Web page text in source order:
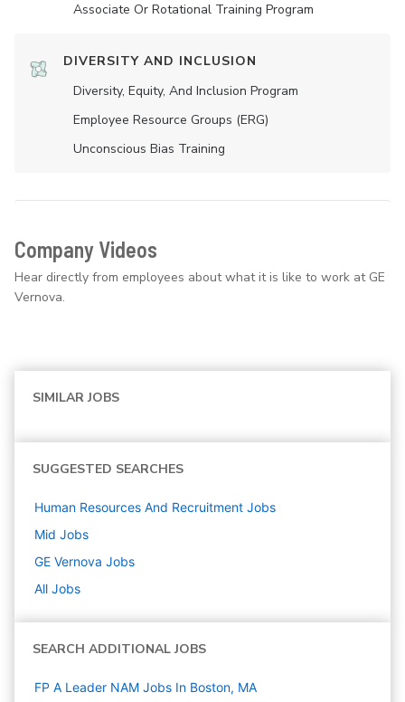
Associate Or Rotational Training Program
DIVERSITY AND INCLUSION
Diversity, Equity, And Inclusion Program
Employee Resource Groups (ERG)
Unconscious Bias Training
Company Videos
Hear directly from employees about what it is like to work at GE
Vernova.
SIMILAR JOBS
SUGGESTED SEARCHES
Human Resources And Recruitment Jobs
Mid Jobs
GE Vernova Jobs
All Jobs
SEARCH ADDITIONAL JOBS
FP A Leader NAM Jobs In Boston, MA